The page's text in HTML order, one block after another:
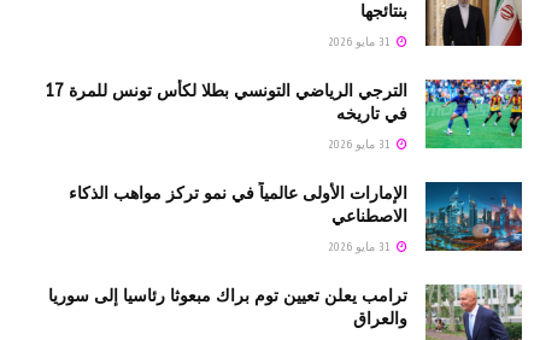
بنتائجها
الترجي الرياضي التونسي بطلا لكأس تونس للمرة 17
في تاريخه
الإمارات الأولى عالمياً في نمو تركز مواهب الذكاء
الاصطناعي
ترامب يعلن تعيين توم براك مبعوثا رئاسيا إلى سوريا
والعراق